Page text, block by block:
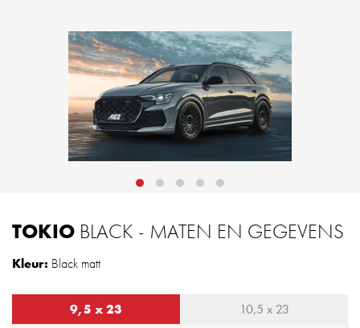
TOKIO BLACK - MATEN EN GEGEVENS
Kleur: Black matt
9,5 x 23 10,5 x 23